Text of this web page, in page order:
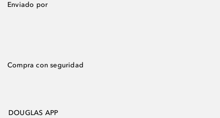
Enviado por
Compra con seguridad
DOUGLAS APP